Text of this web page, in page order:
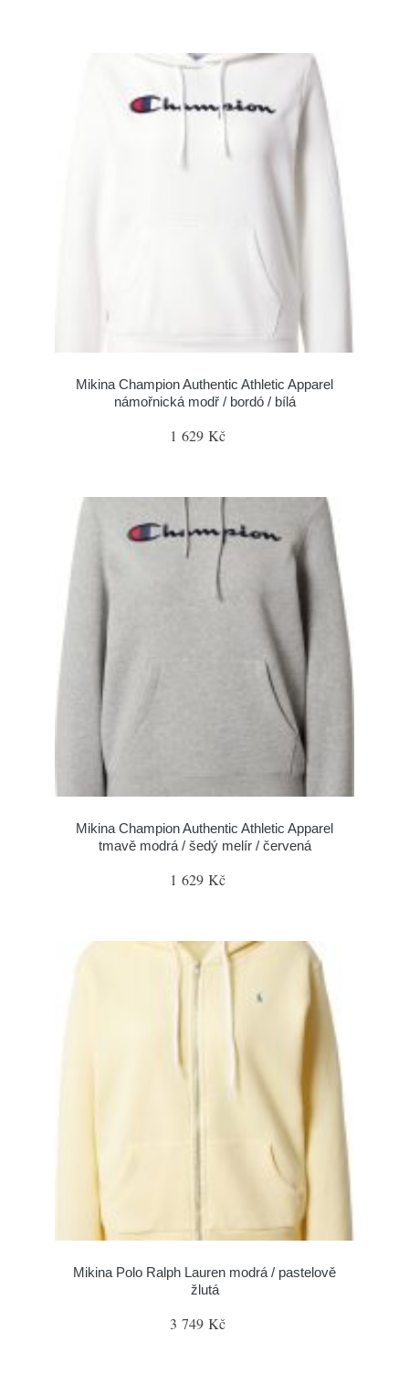
Mikina Champion Authentic Athletic Apparel
námořnická modř / bordó / bílá
1 629 Kč
Mikina Champion Authentic Athletic Apparel
tmavě modrá / šedý melír / červená
1 629 Kč
Mikina Polo Ralph Lauren modrá / pastelově
žlutá
3 749 Kč